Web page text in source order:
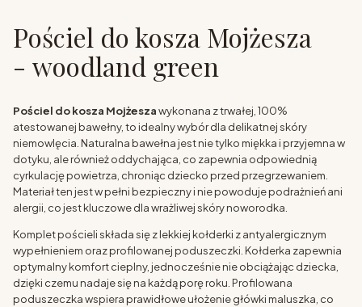
Pościel do kosza Mojżesza
- woodland green
Pościel do kosza Mojżeszawykonana z trwałej, 100%
atestowanej bawełny, to idealny wybór dla delikatnej skóry
niemowlęcia. Naturalna bawełna jest nie tylko miękka i przyjemna w
dotyku, ale również oddychająca, co zapewnia odpowiednią
cyrkulację powietrza, chroniąc dziecko przed przegrzewaniem.
Materiał ten jest w pełni bezpieczny i nie powoduje podrażnień ani
alergii, co jest kluczowe dla wrażliwej skóry noworodka.
Komplet pościeli składa się z lekkiej kołderki z antyalergicznym
wypełnieniem oraz profilowanej poduszeczki. Kołderka zapewnia
optymalny komfort cieplny, jednocześnie nie obciążając dziecka,
dzięki czemu nadaje się na każdą porę roku. Profilowana
poduszeczka wspiera prawidłowe ułożenie główki maluszka, co